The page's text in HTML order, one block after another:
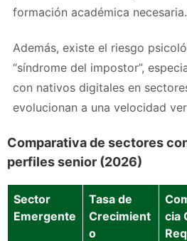
formación académica necesaria.
Además, existe el riesgo
“síndrome del impostor”,
con nativos digitales en
evolucionan a una velocidad
Comparativa de sectores
perfiles senior (2026)
Sector
Emergente
Tasa de
Crecimient
o
cia